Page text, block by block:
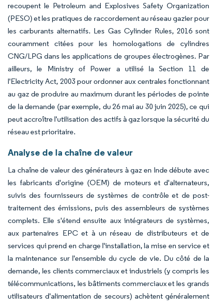
recoupent le Petroleum and Explosives Safety Organization
(PESO) et les pratiques de raccordement au réseau gazier pour
les carburants alternatifs. Les Gas Cylinder Rules, 2016 sont
couramment citées pour les homologations de cylindres
CNG/LPG dans les applications de groupes électrogènes. Par
ailleurs, le Ministry of Power a utilisé la Section 11 de
l'Electricity Act, 2003 pour ordonner aux centrales fonctionnant
au gaz de produire au maximum durant les périodes de pointe
de la demande (par exemple, du 26 mai au 30 juin 2025), ce qui
peut accroître l'utilisation des actifs à gaz lorsque la sécurité du
réseau est prioritaire.
Analyse de la chaîne de valeur
La chaîne de valeur des générateurs à gaz en Inde débute avec
les fabricants d'origine (OEM) de moteurs et d'alternateurs,
suivis des fournisseurs de systèmes de contrôle et de post-
traitement des émissions, puis des assembleurs de systèmes
complets. Elle s'étend ensuite aux intégrateurs de systèmes,
aux partenaires EPC et à un réseau de distributeurs et de
services qui prend en charge l'installation, la mise en service et
la maintenance sur l'ensemble du cycle de vie. Du côté de la
demande, les clients commerciaux et industriels (y compris les
télécommunications, les bâtiments commerciaux et les grands
utilisateurs d'alimentation de secours) achètent généralement